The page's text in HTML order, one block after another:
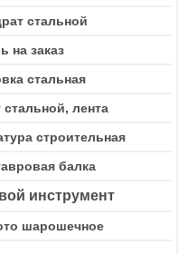
стальной
на заказ
стальная
стальной, лента
строительная
балка
инструмент
шарошечное